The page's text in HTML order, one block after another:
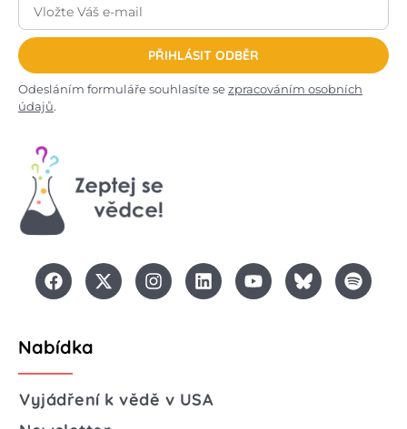
PŘIHLÁSIT ODBĚR
Odesláním formuláře souhlasíte sezpracováním osobních
údajů.
Nabídka
Vyjádření k vědě v USA